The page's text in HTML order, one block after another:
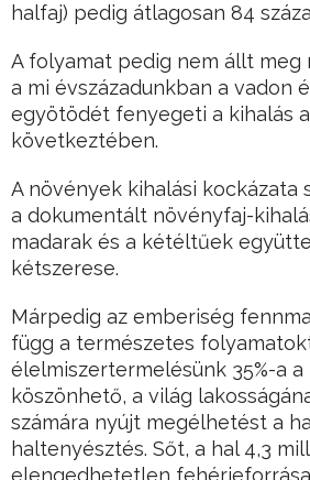
halfaj) pedig átlagosan 84
A folyamat pedig nem állt meg
a mi évszázadunkban a vadon
egyötödét fenyegeti a kihalás
következtében.
A növények kihalási kockázata
a dokumentált növényfaj-
madarak és a kétéltűek
kétszerese.
Márpedig az emberiség
függ a természetes
élelmiszertermelésünk 35%-a
köszönhető, a világ
számára nyújt megélhetést a
haltenyésztés. Sőt, a hal 4,3
elengedhetetlen fehérjeforrása.